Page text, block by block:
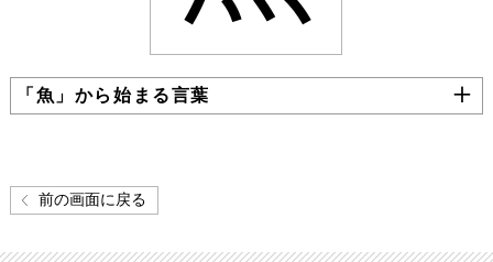
「魚」から始まる言葉
前の画面に戻る